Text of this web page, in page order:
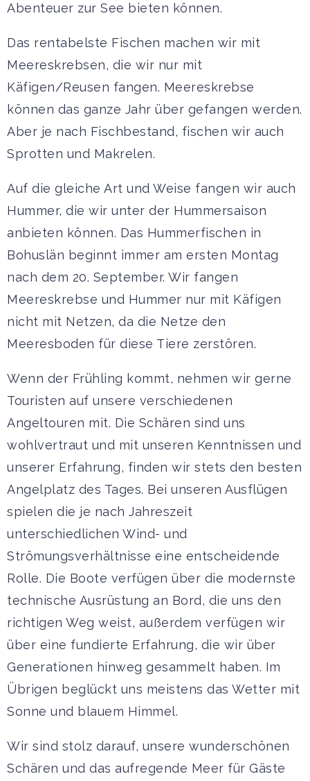
Abenteuer zur See bieten können.
Das rentabelste Fischen machen wir mit
Meereskrebsen, die wir nur mit
Käfigen/Reusen fangen. Meereskrebse
können das ganze Jahr über gefangen werden.
Aber je nach Fischbestand, fischen wir auch
Sprotten und Makrelen.
Auf die gleiche Art und Weise fangen wir auch
Hummer, die wir unter der Hummersaison
anbieten können. Das Hummerfischen in
Bohuslän beginnt immer am ersten Montag
nach dem 20. September. Wir fangen
Meereskrebse und Hummer nur mit Käfigen
nicht mit Netzen, da die Netze den
Meeresboden für diese Tiere zerstören.
Wenn der Frühling kommt, nehmen wir gerne
Touristen auf unsere verschiedenen
Angeltouren mit. Die Schären sind uns
wohlvertraut und mit unseren Kenntnissen und
unserer Erfahrung, finden wir stets den besten
Angelplatz des Tages. Bei unseren Ausflügen
spielen die je nach Jahreszeit
unterschiedlichen Wind- und
Strömungsverhältnisse eine entscheidende
Rolle. Die Boote verfügen über die modernste
technische Ausrüstung an Bord, die uns den
richtigen Weg weist, außerdem verfügen wir
über eine fundierte Erfahrung, die wir über
Generationen hinweg gesammelt haben. Im
Übrigen beglückt uns meistens das Wetter mit
Sonne und blauem Himmel.
Wir sind stolz darauf, unsere wunderschönen
Schären und das aufregende Meer für Gäste